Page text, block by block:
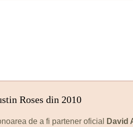
Roses din 2010
de a fi partener oficial David